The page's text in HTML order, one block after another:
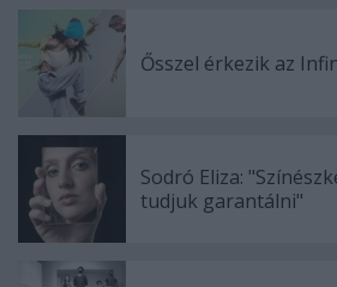
Ősszel érkezik az
Sodró Eliza:
tudjuk garantálni"